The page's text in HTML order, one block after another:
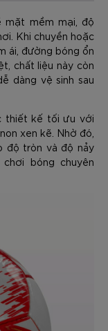
mặt mềm mại, độ
Khi chuyền hoặc
ái, đường bóng ổn
chất liệu này còn
dàng vệ sinh sau
thiết kế tối ưu với
xen kẽ. Nhờ đó,
độ tròn và độ nảy
bóng chuyên